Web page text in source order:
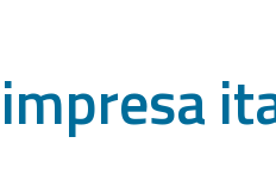
impresa